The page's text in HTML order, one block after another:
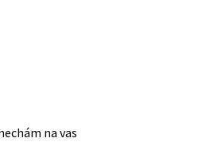
na vas